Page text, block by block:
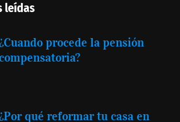
leídas
procede la pensión
qué reformar tu casa en